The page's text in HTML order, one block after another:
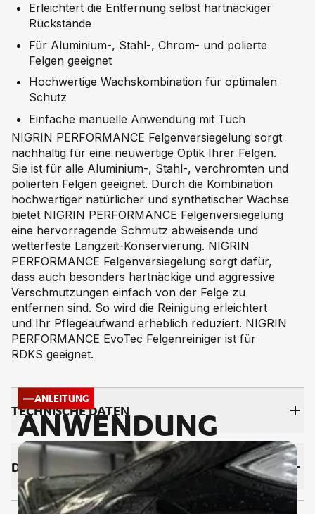
Erleichtert die Entfernung selbst hartnäckiger
Rückstände
Für Aluminium-, Stahl-, Chrom- und polierte
Felgen geeignet
Hochwertige Wachskombination für optimalen
Schutz
Einfache manuelle Anwendung mit Tuch
NIGRIN PERFORMANCE Felgenversiegelung sorgt
nachhaltig für eine neuwertige Optik Ihrer Felgen.
Sie ist für alle Aluminium-, Stahl-, verchromten und
polierten Felgen geeignet. Durch die Kombination
hochwertiger natürlicher und synthetischer Wachse
bietet NIGRIN PERFORMANCE Felgenversiegelung
eine hervorragende Schmutz abweisende und
wetterfeste Langzeit-Konservierung. NIGRIN
PERFORMANCE Felgenversiegelung sorgt dafür,
dass auch besonders hartnäckige und aggressive
Verschmutzungen einfach von der Felge zu
entfernen sind. So wird die Reinigung erleichtert
und Ihr Pflegeaufwand erheblich reduziert. NIGRIN
PERFORMANCE EvoTec Felgenreiniger ist für
RDKS geeignet.
TECH­NI­SCHE DA­TEN
DOWNLOADS
ANLEITUNG
ANWENDUNG